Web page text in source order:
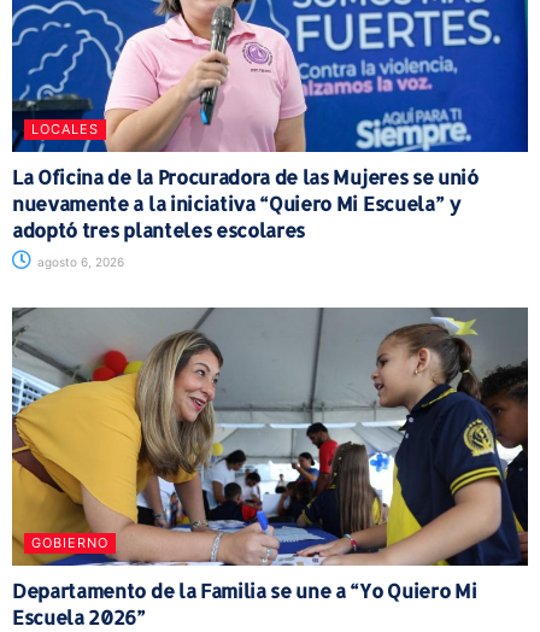
LOCALES
La Oficina de la Procuradora de las Mujeres se unió
nuevamente a la iniciativa “Quiero Mi Escuela” y
adoptó tres planteles escolares
agosto 6, 2026
GOBIERNO
Departamento de la Familia se une a “Yo Quiero Mi
Escuela 2026”